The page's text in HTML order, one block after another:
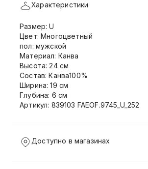
Характеристики
Размер: U
Цвет: Многоцветный
пол: мужской
Материал: Канва
Высота: 24 см
Состав: Канва100%
Ширина: 19 см
Глубина: 6 см
Артикул: 839103 FAEOF.9745_U_252
Доступно в магазинах